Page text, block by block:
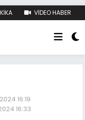
VİDEO HABER
16:19
16:33